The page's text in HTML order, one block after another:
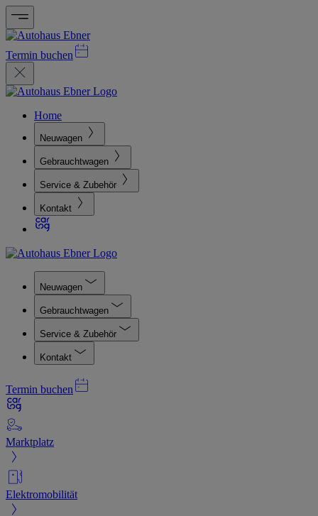
Termin buchen
Home
Neuwagen
Gebrauchtwagen
Service & Zubehör
Kontakt
Neuwagen
Gebrauchtwagen
Service & Zubehör
Kontakt
Termin buchen
Marktplatz
Elektromobilität